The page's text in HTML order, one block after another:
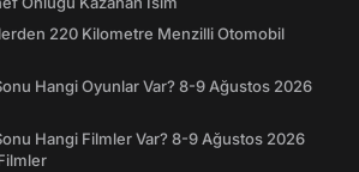
220 Kilometre Menzilli Otomobil
Hangi Oyunlar Var? 8-9 Ağustos 2026
Hangi Filmler Var? 8-9 Ağustos 2026